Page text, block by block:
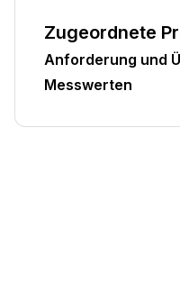
Zugeordnete
Anforderung und
Messwerten